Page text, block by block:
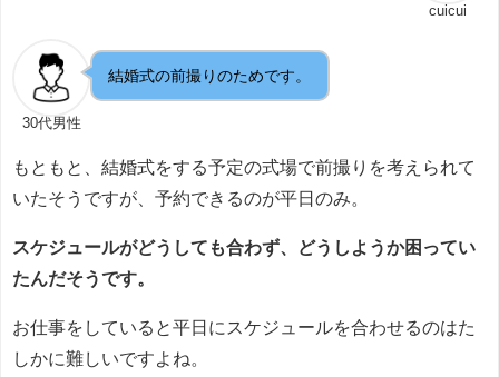
cuicui
30代男性
結婚式の前撮りのためです。
もともと、結婚式をする予定の式場で前撮りを考えられて
いたそうですが、予約できるのが平日のみ。
スケジュールがどうしても合わず、どうしようか困ってい
たんだそうです。
お仕事をしていると平日にスケジュールを合わせるのはた
しかに難しいですよね。